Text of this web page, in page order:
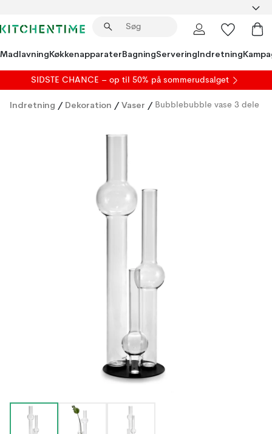
MadlavningKøkkenapparaterBagningServeringIndretning
SIDSTE CHANCE – op til 50% på sommerudsalget
Indretning / Dekoration / Vaser / Bubblebubble vase 3 dele